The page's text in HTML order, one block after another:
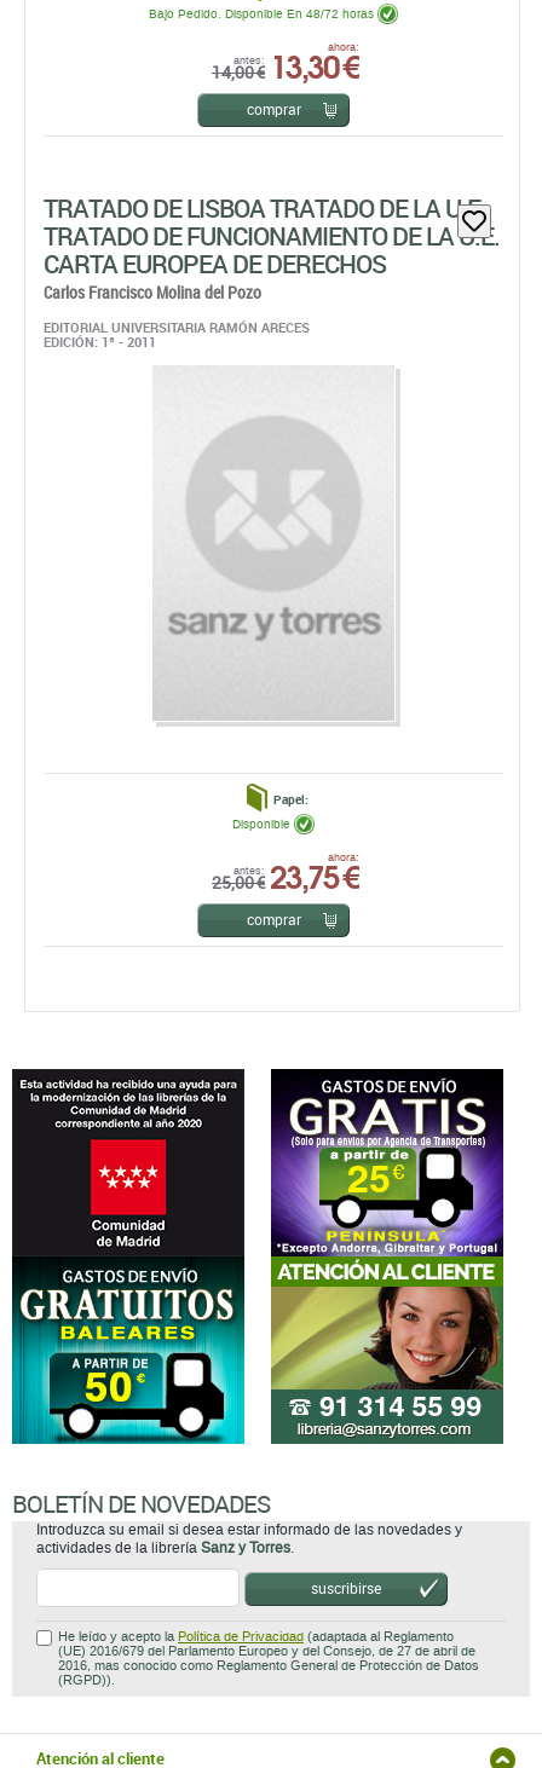
antes:
14,00 €
ahora:
13,30 €
Bajo Pedido. Disponible En 48/72 horas
comprar
TRATADO DE LISBOA TRATADO DE LA U.E.
TRATADO DE FUNCIONAMIENTO DE LA U.E.
CARTA EUROPEA DE DERECHOS
Carlos Francisco Molina del Pozo
EDITORIAL UNIVERSITARIA RAMÓN ARECES
EDICIÓN: 1ª - 2011
Papel:
antes:
25,00 €
ahora:
23,75 €
Disponible
comprar
BOLETÍN DE NOVEDADES
Introduzca su email si desea estar informado de las novedades y
actividades de la librería Sanz y Torres.
suscribirse
He leído y acepto la Política de Privacidad (adaptada al Reglamento
(UE) 2016/679 del Parlamento Europeo y del Consejo, de 27 de abril de
2016, mas conocido como Reglamento General de Protección de Datos
(RGPD)).
Atención al cliente